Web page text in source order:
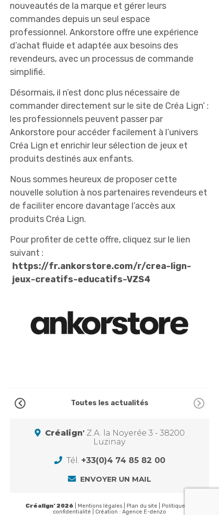
nouveautés de la marque et gérer leurs
commandes depuis un seul espace
professionnel. Ankorstore offre une expérience
d’achat fluide et adaptée aux besoins des
revendeurs, avec un processus de commande
simplifié.
Désormais, il n’est donc plus nécessaire de
commander directement sur le site de Créa Lign’ :
les professionnels peuvent passer par
Ankorstore pour accéder facilement à l’univers
Créa Lign et enrichir leur sélection de jeux et
produits destinés aux enfants.
Nous sommes heureux de proposer cette
nouvelle solution à nos partenaires revendeurs et
de faciliter encore davantage l’accès aux
produits Créa Lign.
Pour profiter de cette offre, cliquez sur le lien
suivant :
https://fr.ankorstore.com/r/crea-lign-
jeux-creatifs-educatifs-VZS4
Toutes les actualités
Créalign'Z.A. la Noyerée 3 - 38200
Luzinay
Tél. +33(0)4 74 85 82 00
ENVOYER UN MAIL
Créalign' 2026 Mentions légales Plan du site
Politique de
confidentialité | Création : Agence E-denzo